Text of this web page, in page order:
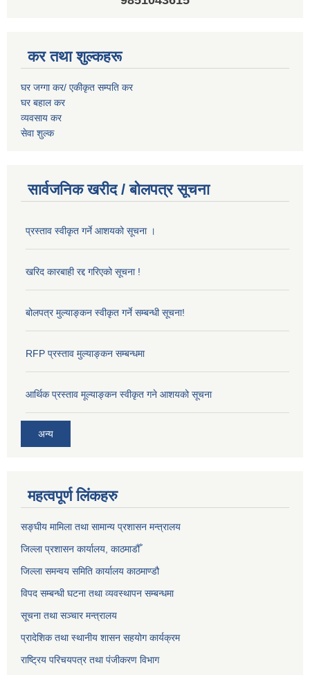
कर तथा शुल्कहरू
घर जग्गा कर/ एकीकृत सम्पति कर
घर बहाल कर
व्यवसाय कर
सेवा शुल्क
सार्वजनिक खरीद / बोलपत्र सूचना
प्रस्ताव स्वीकृत गर्ने आशयको सूचना ।
खरिद कारबाही रद्द गरिएको सूचना !
बोलपत्र मुल्याङ्कन स्वीकृत गर्ने सम्बन्धी सूचना!
RFP प्रस्ताव मुल्याङ्कन सम्बन्धमा
आर्थिक प्रस्ताव मूल्याङ्कन स्वीकृत गने आशयको सूचना
अन्य
महत्वपूर्ण लिंकहरु
सङ्‍घीय मामिला तथा सामान्य प्रशासन मन्त्रालय
जिल्ला प्रशासन कार्यालय, काठमाडौँ
जिल्ला समन्वय समिति कार्यालय काठमाण्ड‌ौ
विपद सम्बन्धी घटना तथा व्यवस्थापन सम्बन्धमा
सूचना तथा सञ्चार मन्त्रालय
प्रादेशिक तथा स्थानीय शासन सहयोग कार्यक्रम
राष्ट्रिय परिचयपत्र तथा पंजीकरण विभाग